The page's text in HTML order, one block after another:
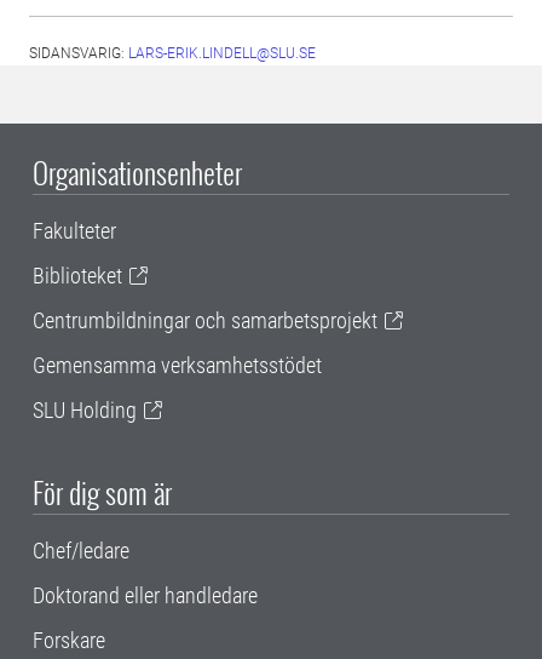
SIDANSVARIG: LARS-ERIK.LINDELL@SLU.SE
Organisationsenheter
Fakulteter
Biblioteket
Centrumbildningar och samarbetsprojekt
Gemensamma verksamhetsstödet
SLU Holding
För dig som är
Chef/ledare
Doktorand eller handledare
Forskare